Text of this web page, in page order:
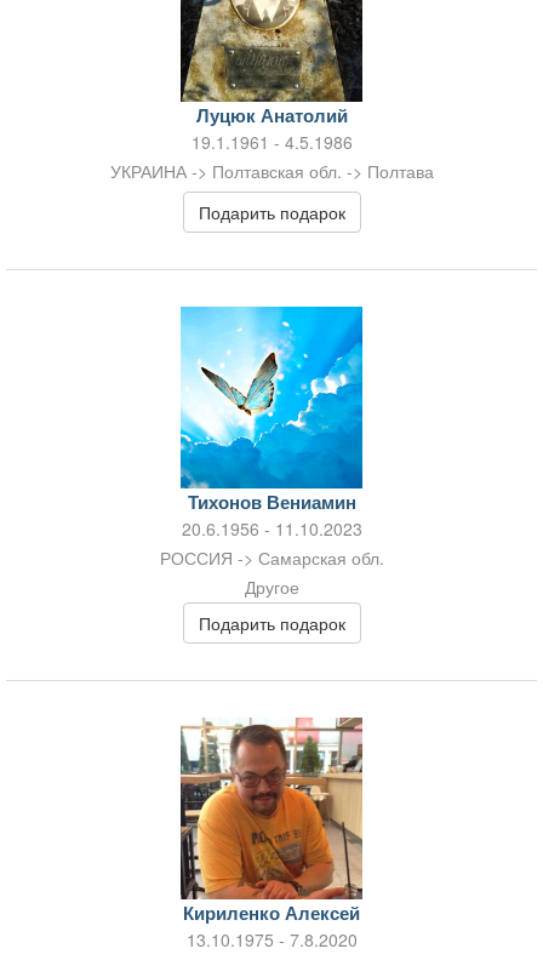
Луцюк Анатолий
19.1.1961 - 4.5.1986
УКРАИНА -> Полтавская обл. -> Полтава
Подарить подарок
Тихонов Вениамин
20.6.1956 - 11.10.2023
РОССИЯ -> Самарская обл.
Другое
Подарить подарок
Кириленко Алексей
13.10.1975 - 7.8.2020